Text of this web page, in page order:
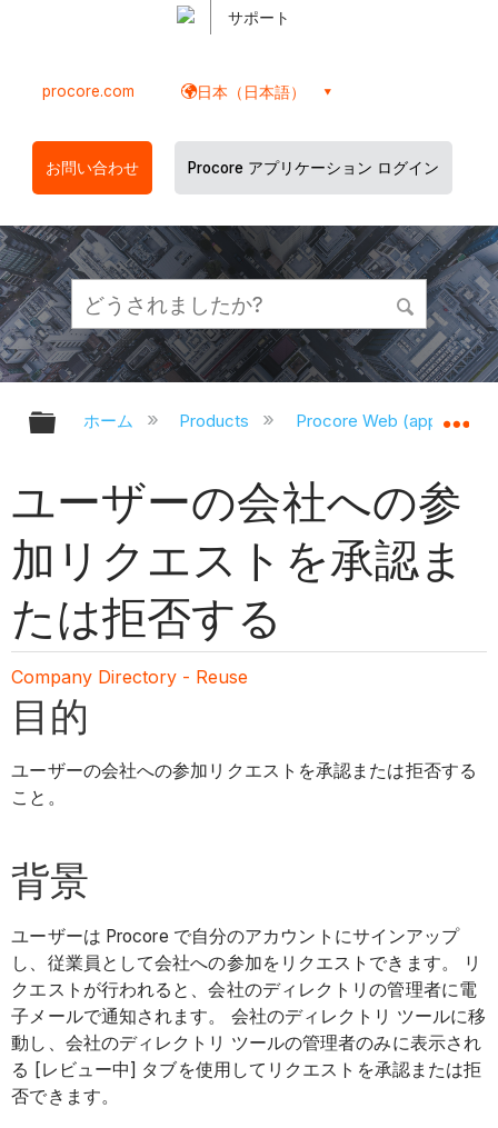
サポート
procore.com 日本（日本語）
お問い合わせ Procore アプリケーション ログイン
グローバル階層を展開/折りたたむ
ホーム Products Procore Web
ユーザーの会社への参
加リクエストを承認ま
たは拒否する
Company Directory - Reuse
目的
ユーザーの会社への参加リクエストを承認または拒否する
こと。
背景
ユーザーは Procore で自分のアカウントにサインアップ
し、従業員として会社への参加をリクエストできます。 リ
クエストが行われると、会社のディレクトリの管理者に電
子メールで通知されます。 会社のディレクトリ ツールに移
動し、会社のディレクトリ ツールの管理者のみに表示され
る [レビュー中] タブを使用してリクエストを承認または拒
否できます。